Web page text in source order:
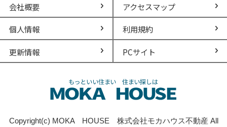
会社概要 アクセスマップ
個人情報 利用規約
更新情報 PCサイト
Copyright(c) MOKA HOUSE 株式会社モカハウス不動産 All